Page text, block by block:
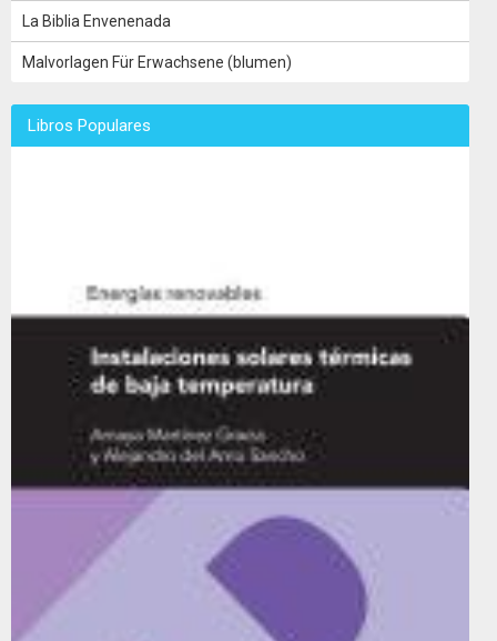
La Biblia Envenenada
Malvorlagen Für Erwachsene (blumen)
Libros Populares